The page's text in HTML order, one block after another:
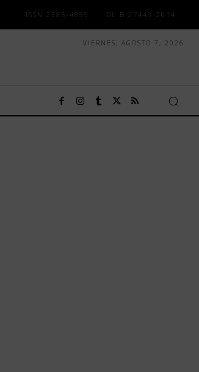
ISSN 2385-4839 DL B 27443-2014
VIERNES, AGOSTO 7, 2026